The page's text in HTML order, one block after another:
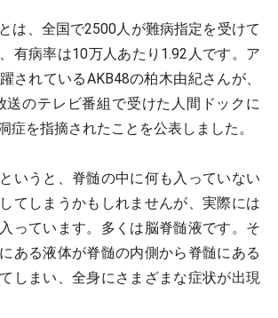
は、全国で2500人が難病指定を受けて
有病率は10万人あたり1.92人です。ア
されているAKB48の柏木由紀さんが、
送のテレビ番組で受けた人間ドックに
症を指摘されたことを公表しました。
いうと、脊髄の中に何も入っていない
てしまうかもしれませんが、実際には
っています。多くは脳脊髄液です。そ
ある液体が脊髄の内側から脊髄にある
しまい、全身にさまざまな症状が出現